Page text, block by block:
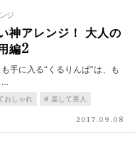
ジ
神アレンジ！ 大人の
編2
手に入る“くるりんぱ”は、も
…
おしゃれ 楽して美人
2017.09.08